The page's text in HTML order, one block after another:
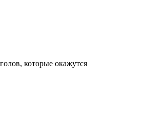
которые окажутся